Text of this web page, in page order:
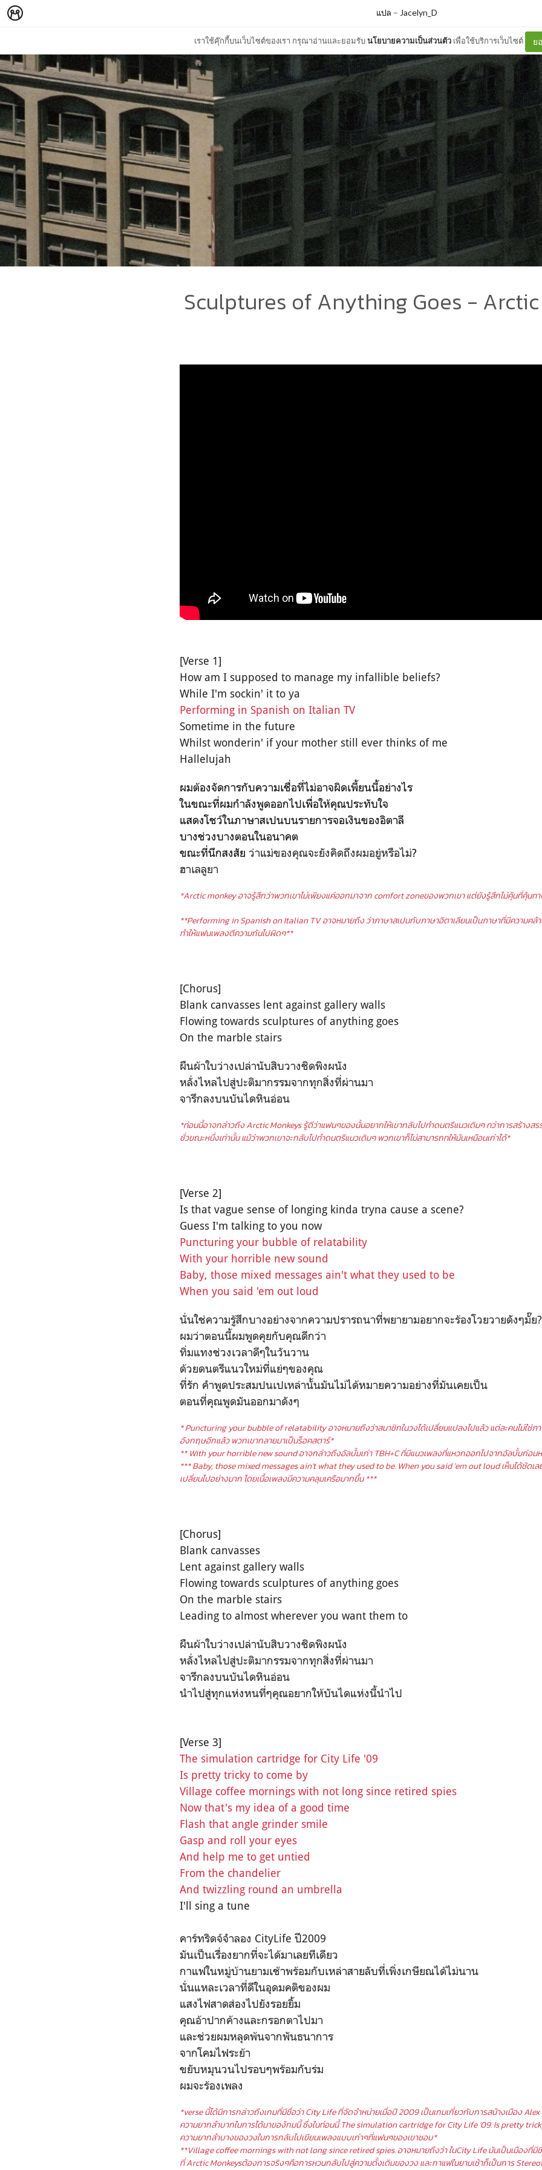
เราใช้คุ๊กกี้บนเว็บไซต์ของเรา กรุณาอ่านและยอมรับนโยบายความเป็นส่วนตัว เพื่อใช้บริการเว็บไซต์ ย
แปล – Jacelyn_D
Sculptures of Anything Goes -
[Verse 1]
How am I supposed to manage my infallible beliefs?
While I'm sockin' it to ya
Performing in Spanish on Italian TV
Sometime in the future
Whilst wonderin' if your mother still ever thinks of me
Hallelujah
ผมต้องจัดการกับความเชื่อที่ไม่อาจผิดเพี้ยนนี้อย่างไร
ในขณะที่ผมกำลังพูดออกไปเพื่อให้คุณประทับใจ
แสดงโชว์ในภาษาสเปนบนรายการจอเงินของอิตาลี
บางช่วงบางตอนในอนาคต
ขณะที่นึกสงสัย ว่าแม่ของคุณจะยังคิดถึงผมอยู่หรือไม่?
ฮาเลลูยา
*Arctic monkey อาจรู้สึกว่าพวกเขาไม่เพียงแค่ออกมาจาก comfort zoneของพวกเขา แต่ยังรู้สึกไม่คุ้นที่คุ้นท
**Performing in Spanish on Italian TV อาจหมายถึง ว่าภาษาสเปนกับภาษาอิตาเลียนเป็นภาษาที่มีความคล้
ทำให้แฟนเพลงตีความกันไปผิดๆ**
[Chorus]
Blank canvasses lent against gallery walls
Flowing towards sculptures of anything goes
On the marble stairs
ผืนผ้าใบว่างเปล่านับสิบวางชิดพิงผนัง
หลั่งไหลไปสู่ปะติมากรรมจากทุกสิ่งที่ผ่านมา
จารึกลงบนบันไดหินอ่อน
*ท่อนนี้อาจกล่าวถึง Arctic Monkeys รู้ดีว่าแฟนๆของนั้นอยากให้เขากลับไปทำดนตรีแนวเดิมๆ ทว่าการสร้างสร
ชั่วขณะหนึ่งเท่านั้น แม้ว่าพวกเขาจะกลับไปทำดนตรีแนวเดิมๆ พวกเขาก็ไม่สามารถทให้มันเหมือนเก่าได้*
[Verse 2]
Is that vague sense of longing kinda tryna cause a scene?
Guess I'm talking to you now
Puncturing your bubble of relatability
With your horrible new sound
Baby, those mixed messages ain't what they used to be
When you said 'em out loud
นั่นใช่ความรู้สึกบางอย่างจากความปรารถนาที่พยายามอยากจะร้องโวยวายดังๆมั๊ย?
ผมว่าตอนนี้ผมพูดคุยกับคุณดีกว่า
ทิ่มแทงช่วงเวลาดีๆในวันวาน
ด้วยดนตรีแนวใหม่ที่แย่ๆของคุณ
ที่รัก คำพูดประสมปนเปเหล่านั้นมันไม่ได้หมายความอย่างที่มันเคยเป็น
ตอนที่คุณพูดมันออกมาดังๆ
* Puncturing your bubble of relatability อาจหมายถึงว่าสมาชิกในวงได้เปลี่ยนแปลงไปแล้ว แต่ละคนไม่ใช่
อังกฤษอีกแล้ว พวกเขากลายมาเป็นร็อคสตาร์*
** With your horrible new sound อาจกล่าวถึงอัลบั้มเก่า TBH+C ที่มีแนวเพลงที่แหวกออกไปจากอัลบั้มก่อน
*** Baby, those mixed messages ain't what they used to be. When you said 'em out loud เห็นได้ชัดเ
เปลี่ยนไปอย่างมาก โดยเนื้อเพลงมีความคลุมเครือมากขึ้น ***
[Chorus]
Blank canvasses
Lent against gallery walls
Flowing towards sculptures of anything goes
On the marble stairs
Leading to almost wherever you want them to
ผืนผ้าใบว่างเปล่านับสิบวางชิดพิงผนัง
หลั่งไหลไปสู่ปะติมากรรมจากทุกสิ่งที่ผ่านมา
จารึกลงบนบันไดหินอ่อน
นำไปสู่ทุกแห่งหนที่ๆคุณอยากให้บันไดแห่งนี้นำไป
[Verse 3]
The simulation cartridge for City Life '09
Is pretty tricky to come by
Village coffee mornings with not long since retired spies
Now that's my idea of a good time
Flash that angle grinder smile
Gasp and roll your eyes
And help me to get untied
From the chandelier
And twizzling round an umbrella
I'll sing a tune
คาร์ทริดจ์จำลอง CityLife ปี2009
มันเป็นเรื่องยากที่จะได้มาเลยทีเดียว
กาแฟในหมู่บ้านยามเช้าพร้อมกับเหล่าสายลับที่เพิ่งเกษียณได้ไม่นาน
นั่นแหละเวลาที่ดีในอุดมคติของผม
แสงไฟสาดส่องไปยังรอยยิ้ม
คุณอ้าปากค้างและกรอกตาไปมา
และช่วยผมหลุดพ้นจากพันธนาการ
จากโคมไฟระย้า
ขยับหมุนวนไปรอบๆพร้อมกับร่ม
ผมจะร้องเพลง
*verse นี้ได้มีการกล่าวถึงเกมที่มีชื่อว่า City Life ที่จัดจำหน่ายเมื่อปี 2009 เป็นเกมเกี่ยวกับการสน้างเมือง
ความยากลำบากในการได้มาของ้กมนี้ ซึ่งในท่อนนี้ The simulation cartridge for City Life '09.Is pretty
ความยากลำบางของวงในการกลับไปเขียนเพลงแบบเก่าๆที่แฟนๆของเขาชอบ*
**Village coffee mornings with not long since retired spies. อาจหมายถึงว่า ในCity Life มันเป็นเมืองที่มี
ที่ Arctic Monkeysต้องการจริงๆคือการหวนกลับไปสู่ความดั้งเดิมของวง และกาแฟในยามเช้าก็เป็นการ